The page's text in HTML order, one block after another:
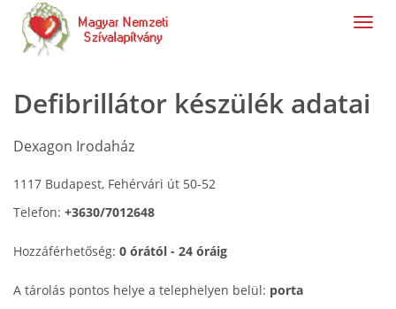
Defibrillátor készülék adatai
Dexagon Irodaház
1117 Budapest, Fehérvári út 50-52
Telefon: +3630/7012648
Hozzáférhetőség: 0 órától - 24 óráig
A tárolás pontos helye a telephelyen belül: porta